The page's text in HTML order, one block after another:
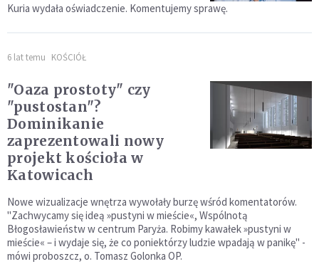
Kuria wydała oświadczenie. Komentujemy sprawę.
6 lat temu KOŚCIÓŁ
"Oaza prostoty" czy
"pustostan"?
Dominikanie
zaprezentowali nowy
projekt kościoła w
Katowicach
Nowe wizualizacje wnętrza wywołały burzę wśród komentatorów.
"Zachwycamy się ideą »pustyni w mieście«, Wspólnotą
Błogosławieństw w centrum Paryża. Robimy kawałek »pustyni w
mieście« – i wydaje się, że co poniektórzy ludzie wpadają w panikę" -
mówi proboszcz, o. Tomasz Golonka OP.